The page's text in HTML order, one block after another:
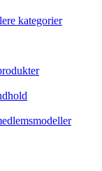
kategorier